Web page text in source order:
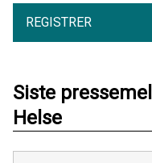
REGISTRER
Siste
Helse